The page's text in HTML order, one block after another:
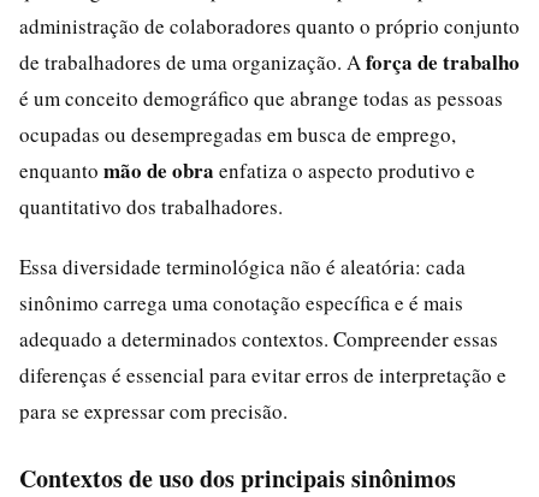
administração de colaboradores quanto o próprio conjunto
de trabalhadores de uma organização. A força de trabalho
é um conceito demográfico que abrange todas as pessoas
ocupadas ou desempregadas em busca de emprego,
enquanto mão de obra enfatiza o aspecto produtivo e
quantitativo dos trabalhadores.
Essa diversidade terminológica não é aleatória: cada
sinônimo carrega uma conotação específica e é mais
adequado a determinados contextos. Compreender essas
diferenças é essencial para evitar erros de interpretação e
para se expressar com precisão.
Contextos de uso dos principais sinônimos